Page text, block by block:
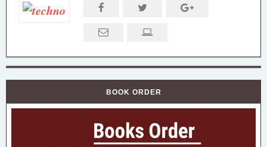
BOOK ORDER